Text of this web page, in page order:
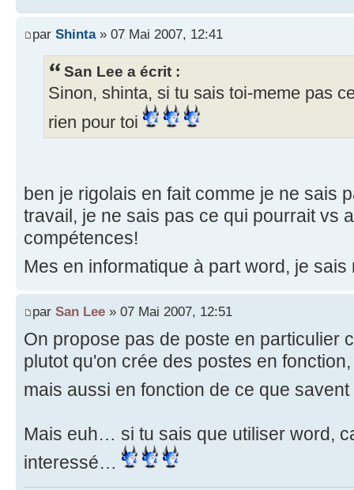
par Shinta» 07 Mai 2007, 12:41
San Lee a écrit :
Sinon, shinta, si tu sais toi-meme pas
rien pour toi
ben je rigolais en fait comme je ne sais
travail, je ne sais pas ce qui pourrait vs
compétences!
Mes en informatique à part word, je
par San Lee » 07 Mai 2007, 12:51
On propose pas de poste en particulier
plutot qu'on crée des postes en
mais aussi en fonction de ce que
Mais euh… si tu sais que utiliser word,
interessé…